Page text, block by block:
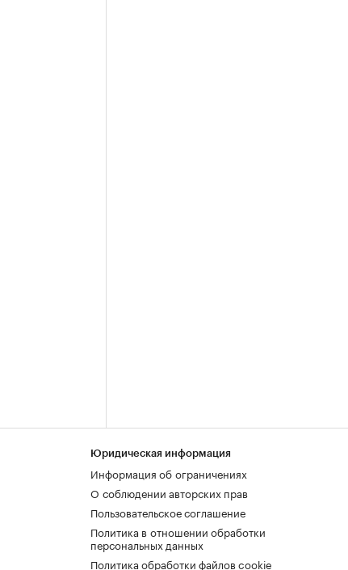
Юридическая информация
Информация об ограничениях
О соблюдении авторских прав
Пользовательское соглашение
Политика в отношении обработки
персональных данных
Политика обработки файлов cookie